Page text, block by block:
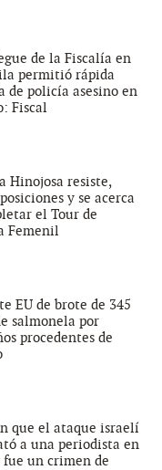
de la Fiscalía en
permitió rápida
de policía asesino en
Fiscal
Hinojosa resiste,
y se acerca
el Tour de
Femenil
EU de brote de 345
salmonela por
procedentes de
que el ataque israelí
a una periodista en
fue un crimen de